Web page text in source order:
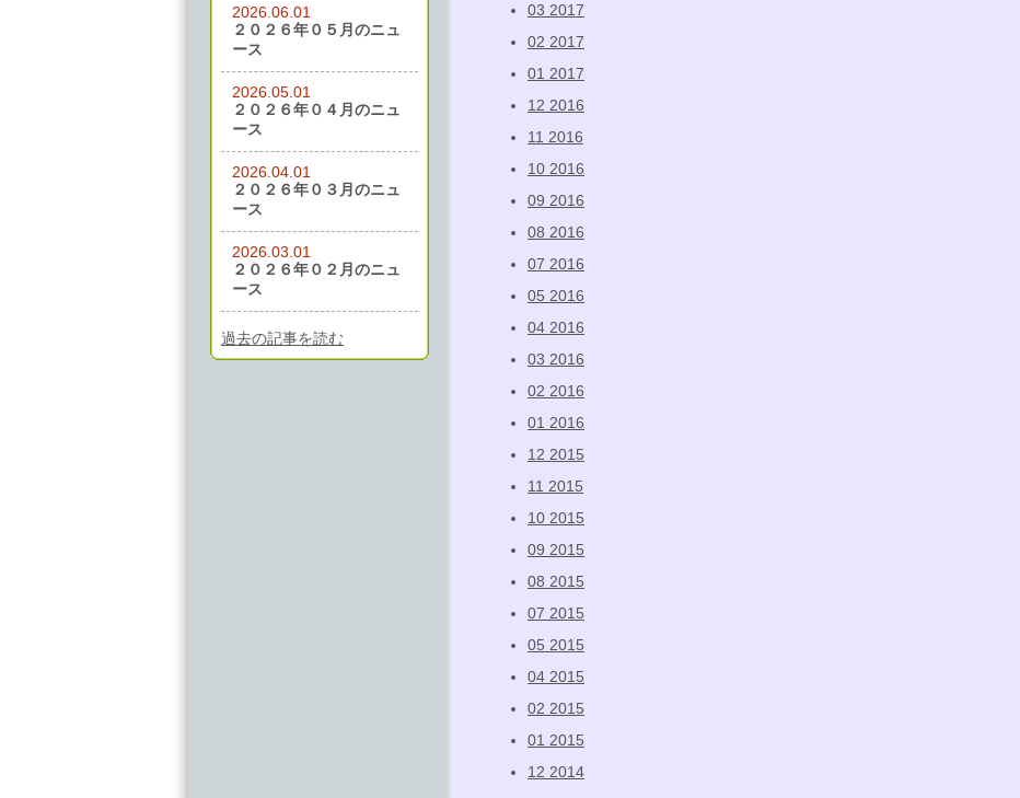
2026.06.01
２０２６年０５月のニュ
ース
2026.05.01
２０２６年０４月のニュ
ース
2026.04.01
２０２６年０３月のニュ
ース
2026.03.01
２０２６年０２月のニュ
ース
過去の記事を読む
03 2017
02 2017
01 2017
12 2016
11 2016
10 2016
09 2016
08 2016
07 2016
05 2016
04 2016
03 2016
02 2016
01 2016
12 2015
11 2015
10 2015
09 2015
08 2015
07 2015
05 2015
04 2015
02 2015
01 2015
12 2014